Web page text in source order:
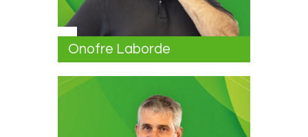
Onofre Laborde